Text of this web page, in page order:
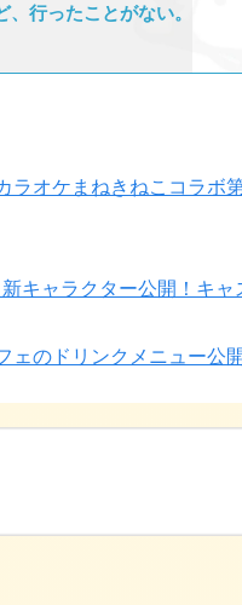
行ったことがない。
ラオケまねきねこコラボ
キャラクター公開！キャ
ェのドリンクメニュー公